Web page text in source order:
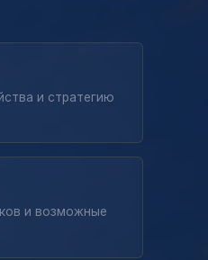
и стратегию
и возможные